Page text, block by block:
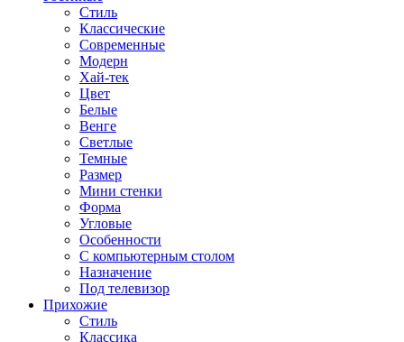
Стиль
Классические
Современные
Модерн
Хай-тек
Цвет
Белые
Венге
Светлые
Темные
Размер
Мини стенки
Форма
Угловые
Особенности
С компьютерным столом
Назначение
Под телевизор
Прихожие
Стиль
Классика